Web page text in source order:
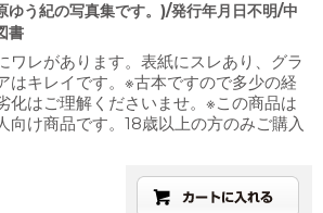
ゆう紀の写真集です。)/発行年月日不明/中
書
ワレがあります。表紙にスレあり、グラ
はキレイです。※古本ですので多少の経
化はご理解くださいませ。※この商品は
向け商品です。18歳以上の方のみご購入